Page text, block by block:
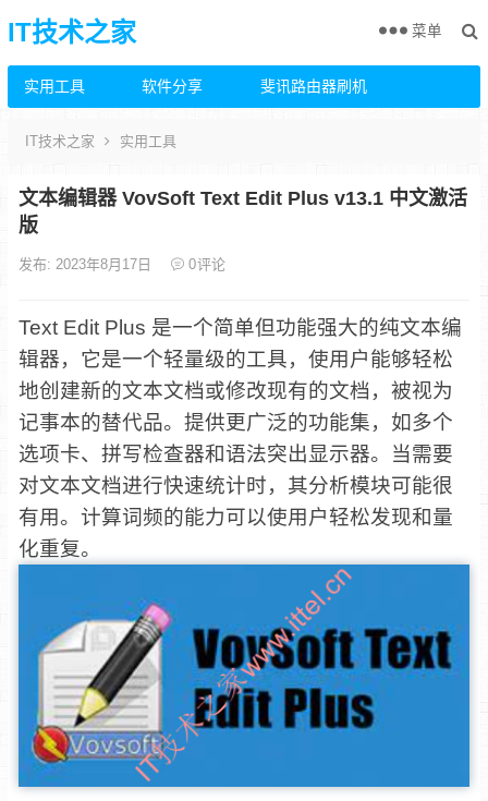
IT技术之家
实用工具 软件分享 斐讯路由器刷机
菜单
IT技术之家 实用工具
文本编辑器 VovSoft Text Edit Plus v13.1 中文激活
版
发布: 2023年8月17日 0评论
Text Edit Plus 是一个简单但功能强大的纯文本编
辑器，它是一个轻量级的工具，使用户能够轻松
地创建新的文本文档或修改现有的文档，被视为
记事本的替代品。提供更广泛的功能集，如多个
选项卡、拼写检查器和语法突出显示器。当需要
对文本文档进行快速统计时，其分析模块可能很
有用。计算词频的能力可以使用户轻松发现和量
化重复。